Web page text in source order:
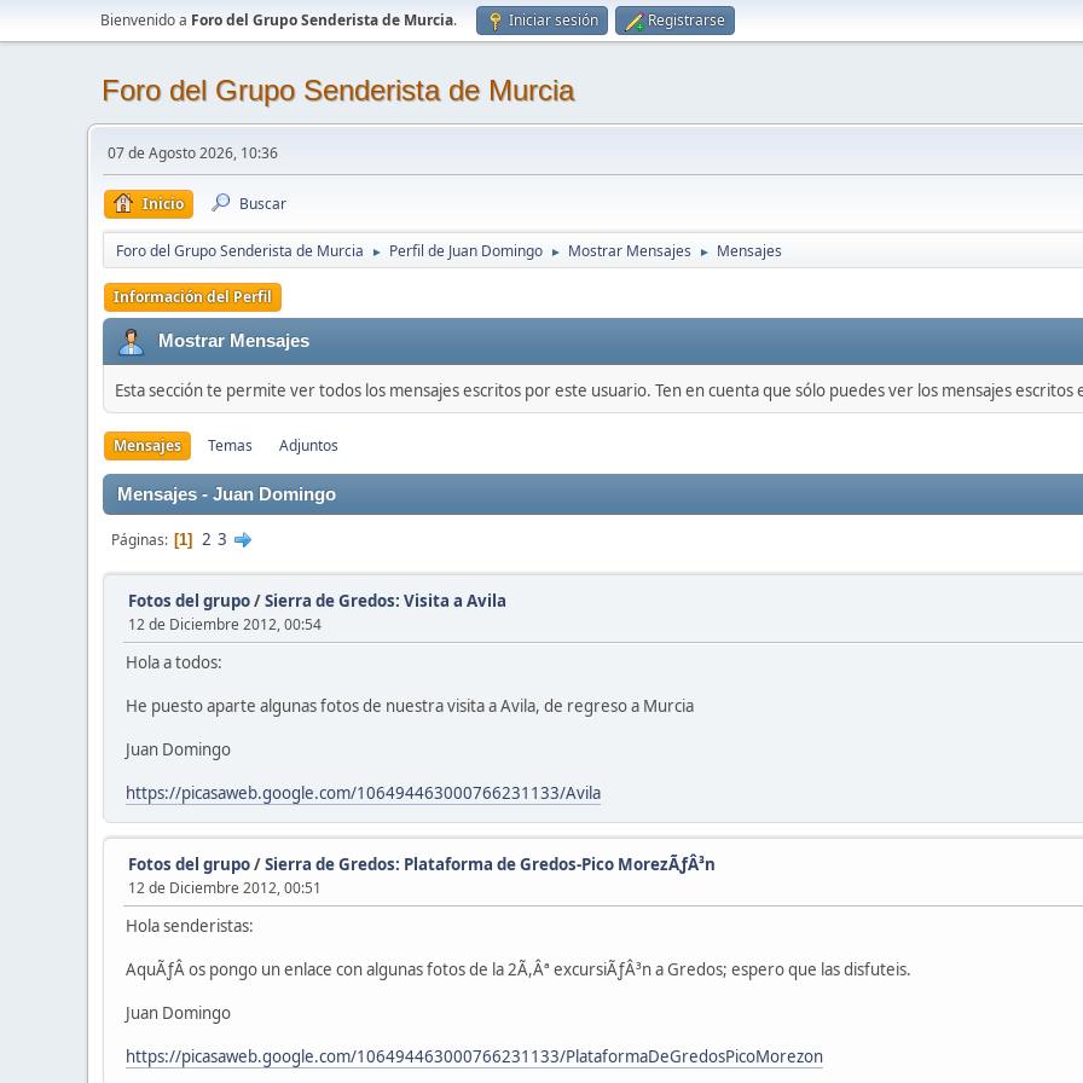
Bienvenido a Foro del Grupo Senderista de Murcia. Iniciar sesión Registrarse
Foro del Grupo Senderista de Murcia
07 de Agosto 2026, 10:36
Inicio Buscar
Foro del Grupo Senderista de Murcia ► Perfil de Juan Domingo ► Mostrar Mensajes ► Mensajes
Información del Perfil
Mostrar Mensajes
Esta sección te permite ver todos los mensajes escritos por este usuario. Ten en cuenta que sólo puedes ver los mensajes escritos
Mensajes Temas Adjuntos
Mensajes - Juan Domingo
Páginas 1 2 3
Fotos del grupo/Sierra de Gredos: Visita a Avila
12 de Diciembre 2012, 00:54
Hola a todos:
He puesto aparte algunas fotos de nuestra visita a Avila, de regreso a Murcia
Juan Domingo
https://picasaweb.google.com/106494463000766231133/Avila
Fotos del grupo/Sierra de Gredos: Plataforma de Gredos-Pico MorezÃƒÂ³n
12 de Diciembre 2012, 00:51
Hola senderistas:
AquÃƒÂ­ os pongo un enlace con algunas fotos de la 2Ã,Âª excursiÃƒÂ³n a Gredos; espero que las disfuteis.
Juan Domingo
https://picasaweb.google.com/106494463000766231133/PlataformaDeGredosPicoMorezon